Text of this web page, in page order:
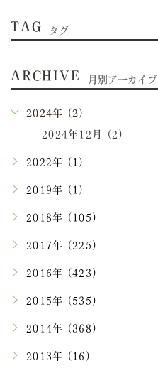
TAG タグ
ARCHIVE 月別アーカイブ
2024年 (2)
2024年12月 (2)
2022年 (1)
2019年 (1)
2018年 (105)
2017年 (225)
2016年 (423)
2015年 (535)
2014年 (368)
2013年 (16)